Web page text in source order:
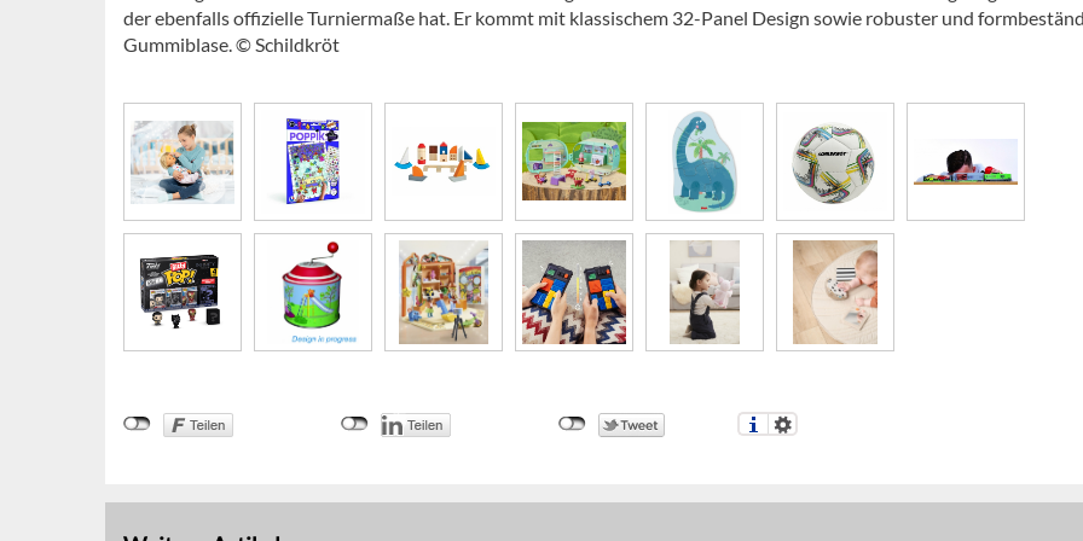
der ebenfalls offizielle Turniermaße hat. Er kommt mit klassischem 32-Panel Design sowie robuster und
Gummiblase. © Schildkröt